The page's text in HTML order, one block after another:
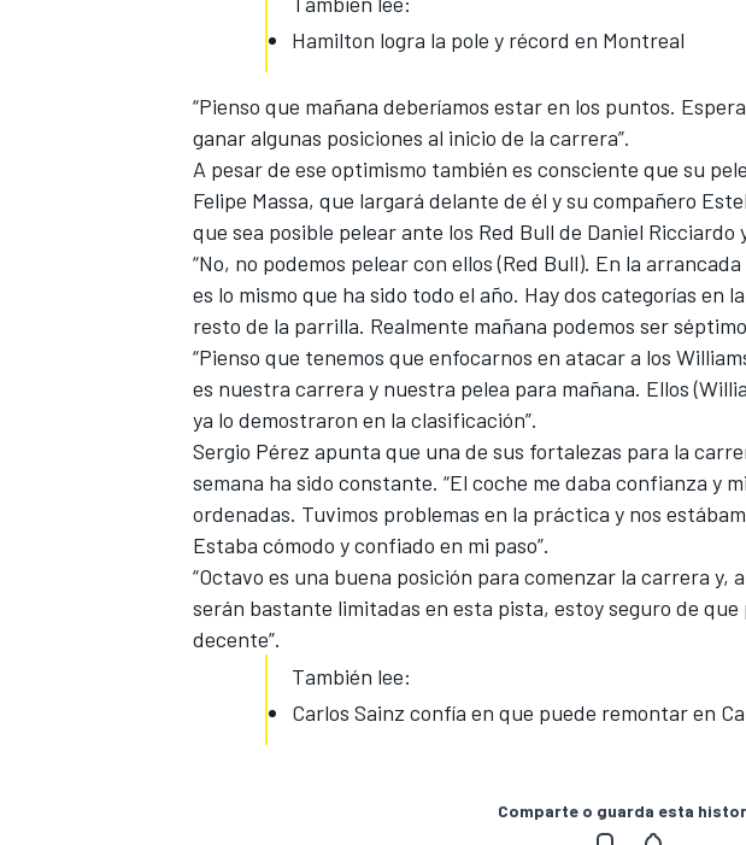
Hamilton logra la pole y récord en Montreal
“Pienso que mañana deberíamos estar en los puntos.
ganar algunas posiciones al inicio de la carrera”.
A pesar de ese optimismo también es consciente que su
Felipe Massa, que largará delante de él y su compañero
que sea posible pelear ante los Red Bull de Daniel Ricciardo
“No, no podemos pelear con ellos (Red Bull). En la
es lo mismo que ha sido todo el año. Hay dos categorías en
resto de la parrilla. Realmente mañana podemos ser
“Pienso que tenemos que enfocarnos en atacar a los
es nuestra carrera y nuestra pelea para mañana. Ellos
ya lo demostraron en la clasificación”.
Sergio Pérez apunta que una de sus fortalezas para la
semana ha sido constante. “El coche me daba confianza y
ordenadas. Tuvimos problemas en la práctica y nos
Estaba cómodo y confiado en mi paso”.
“Octavo es una buena posición para comenzar la carrera y,
serán bastante limitadas en esta pista, estoy seguro de
decente”.
También lee:
Carlos Sainz confía en que puede remontar en
Comparte o guarda esta